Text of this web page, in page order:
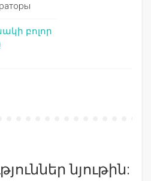
բոլոր
նյութին: